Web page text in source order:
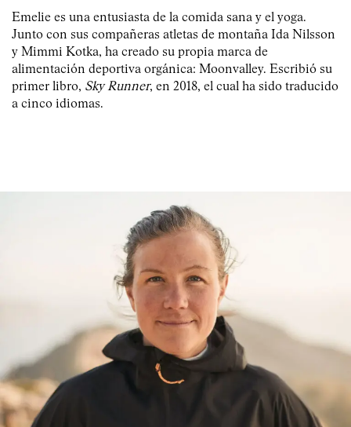
Emelie es una entusiasta de la comida sana y el yoga.
Junto con sus compañeras atletas de montaña Ida Nilsson
y Mimmi Kotka, ha creado su propia marca de
alimentación deportiva orgánica: Moonvalley. Escribió su
primer libro, Sky Runner, en 2018, el cual ha sido traducido
a cinco idiomas.